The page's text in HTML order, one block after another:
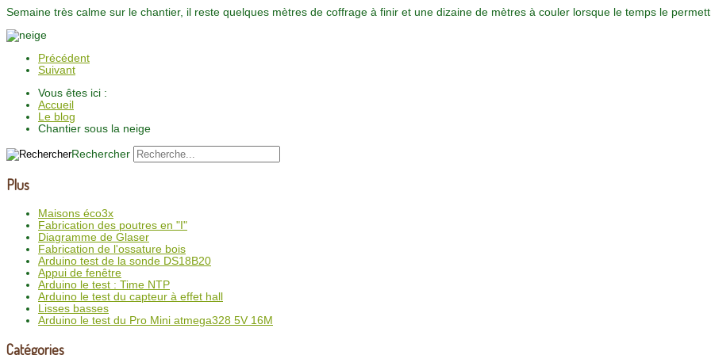
Semaine très calme sur le chantier, il reste quelques mètres de coffrage à finir et une dizaine de mètres à couler lorsque le temps le
Précédent
Suivant
Vous êtes ici :
Accueil
Le blog
Chantier sous la neige
Rechercher
Plus
Maisons éco3x
Fabrication des poutres en "I"
Diagramme de Glaser
Fabrication de l'ossature bois
Arduino test de la sonde DS18B20
Appui de fenêtre
Arduino le test : Time NTP
Arduino le test du capteur à effet hall
Lisses basses
Arduino le test du Pro Mini atmega328 5V 16M
Catégories